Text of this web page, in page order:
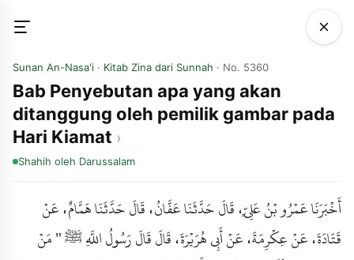
Sunan An-Nasa'i · Kitab Zina dari Sunnah · No. 5360
Bab Penyebutan apa yang akan
ditanggung oleh pemilik gambar pada
Hari Kiamat
Shahih oleh Darussalam
أَخْبَرَنَا عَمْرُو بْنُ عَلِيٍّ، قَالَ حَدَّثَنَا عَفَّانُ، قَالَ حَدَّثَنَا هَمَّامٌ، عَنْ
قَتَادَةَ، عَنْ عِكْرِمَةَ، عَنْ أَبِي هُرَيْرَةَ، قَالَ قَالَ رَسُولُ اللَّهِ ﷺ " مَنْ